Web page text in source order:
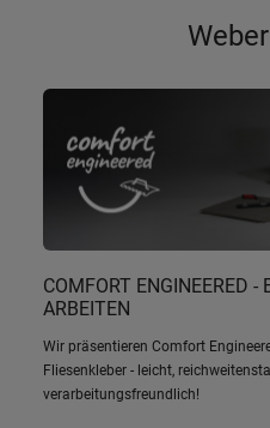
COMFORT ENGINEERED -
ARBEITEN
Wir präsentieren Comfort
Fliesenkleber - leicht,
verarbeitungsfreundlich!